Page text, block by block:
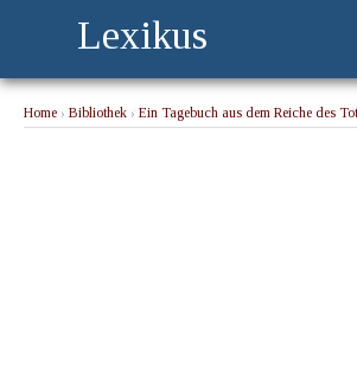
Lexikus
Home › Bibliothek › Ein Tagebuch aus dem Reiche des